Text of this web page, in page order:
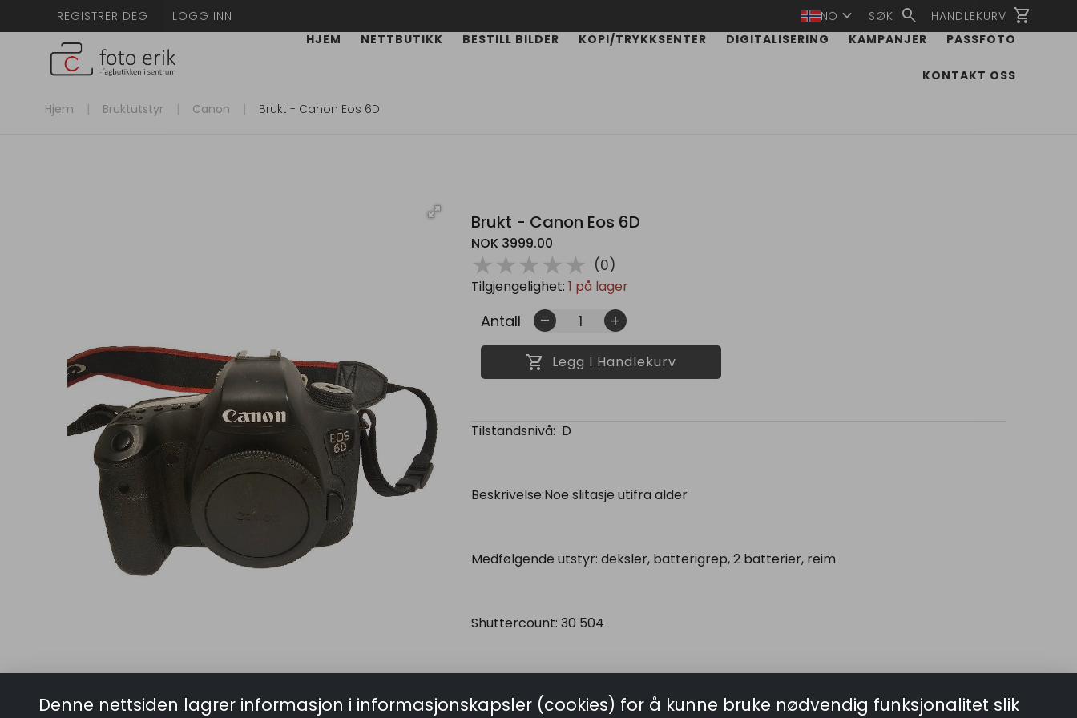
HJEM NETTBUTIKK BESTILL BILDER KOPI/TRYKKSENTER DIGITALISERING KAMPANJER PASSFOTO
KONTAKT OSS
REGISTRER DEG LOGG INN NO expand_more SØK search HANDLEKURV shopping_cart
Hjem Bruktutstyr Canon Brukt - Canon Eos 6D
Brukt - Canon Eos 6D
NOK 3999.00
( )
★
( ) ★
( ) ★
( ) ★
( ) ★ (0)
Tilgjengelighet: 1 på lager
Antall remove add
shopping_cart Legg I Handlekurv
Tilstandsnivå: D
Beskrivelse:Noe slitasje utifra alder
Medfølgende utstyr: deksler, batterigrep, 2 batterier, reim
Shuttercount: 30 504
Denne nettsiden lagrer informasjon i informasjonskapsler (cookies) for å kunne bruke nødvendig funksjonalitet slik